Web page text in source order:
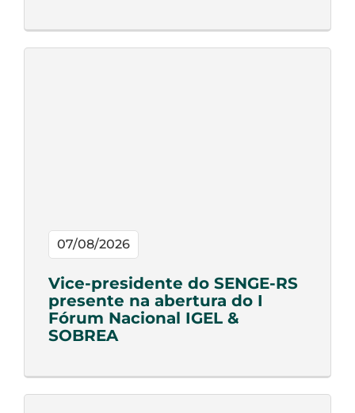
07/08/2026
Vice-presidente do SENGE-RS
presente na abertura do I
Fórum Nacional IGEL &
SOBREA